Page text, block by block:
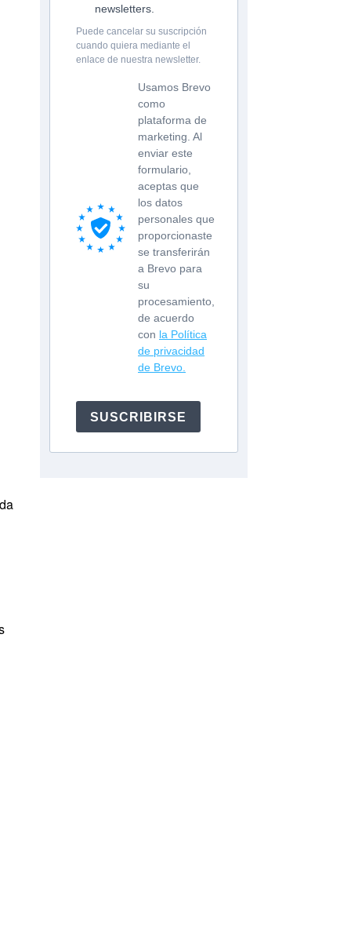
newsletters.
Puede cancelar su suscripción
cuando quiera mediante el
enlace de nuestra newsletter.
Usamos Brevo
como
plataforma de
marketing. Al
enviar este
formulario,
aceptas que
los datos
personales que
proporcionaste
se transferirán
a Brevo para
su
procesamiento,
de acuerdo
con la Política
de privacidad
de Brevo.
SUSCRIBIRSE